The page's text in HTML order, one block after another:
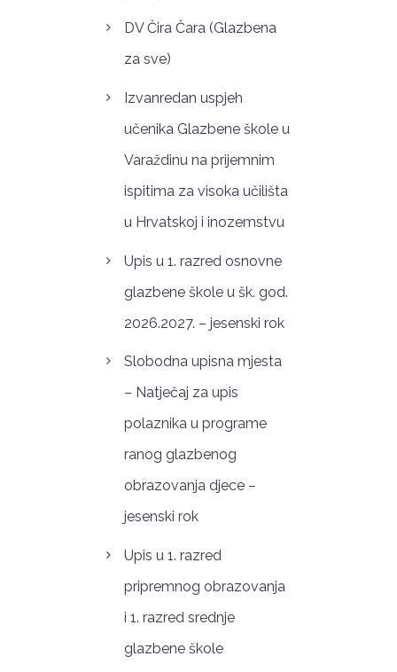
DV Čira Čara (Glazbena
za sve)
Izvanredan uspjeh
učenika Glazbene škole u
Varaždinu na prijemnim
ispitima za visoka učilišta
u Hrvatskoj i inozemstvu
Upis u 1. razred osnovne
glazbene škole u šk. god.
2026.2027. – jesenski rok
Slobodna upisna mjesta
– Natječaj za upis
polaznika u programe
ranog glazbenog
obrazovanja djece –
jesenski rok
Upis u 1. razred
pripremnog obrazovanja
i 1. razred srednje
glazbene škole